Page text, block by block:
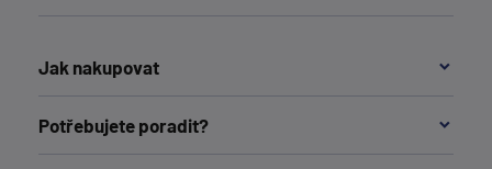
Jak nakupovat
Potřebujete poradit?